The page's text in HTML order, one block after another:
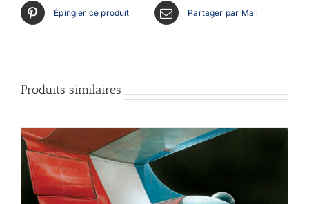
Épingler ce produit Partager par Mail
Produits similaires